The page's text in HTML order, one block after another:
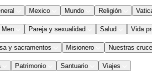
Mexico Mundo Religión
Men Pareja y sexualidad Salud Vida
y sacramentos Misionero Nuestras
Patrimonio Santuario Viajes